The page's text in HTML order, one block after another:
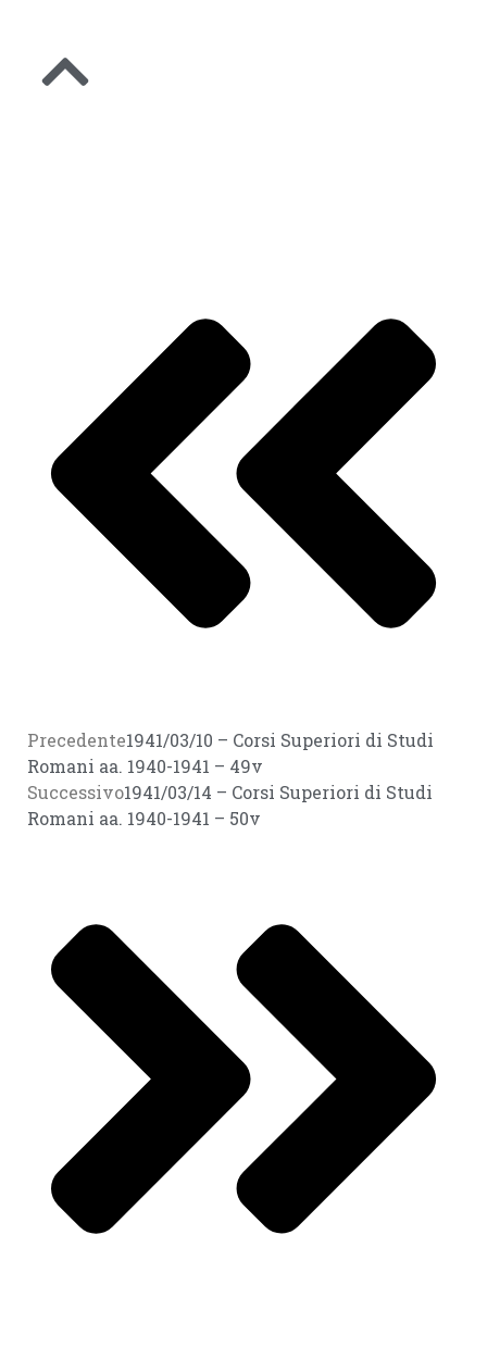
Precedente1941/03/10 – Corsi Superiori di Studi
Romani aa. 1940-1941 – 49v
Successivo1941/03/14 – Corsi Superiori di Studi
Romani aa. 1940-1941 – 50v